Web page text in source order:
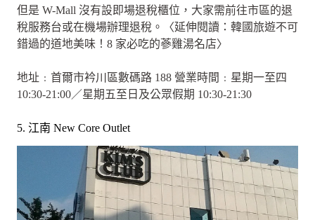
但是 W-Mall 沒有設即場退稅櫃位，大家需前往市區的退
稅服務台或在機場辦理退稅。〈延伸閱讀：韓國旅遊不可
錯過的道地美味！8 家必吃的蔘雞湯名店〉
地址﹕首爾市衿川區數碼路 188 營業時間﹕星期一至四
10:30-21:00／星期五至日及公眾假期 10:30-21:30
5. 江南 New Core Outlet